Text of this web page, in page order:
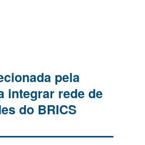
pela
integrar rede de
do BRICS